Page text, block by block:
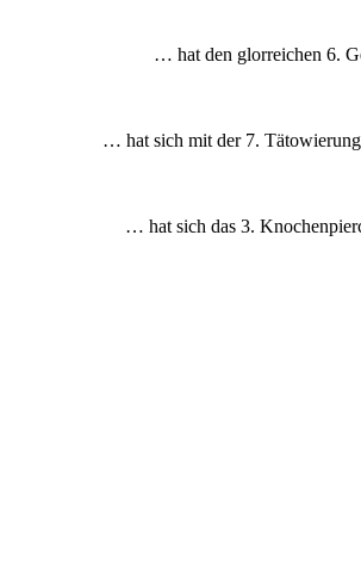
… hat den glorreichen 6.
… hat sich mit der 7. Tätowierung
… hat sich das 3.